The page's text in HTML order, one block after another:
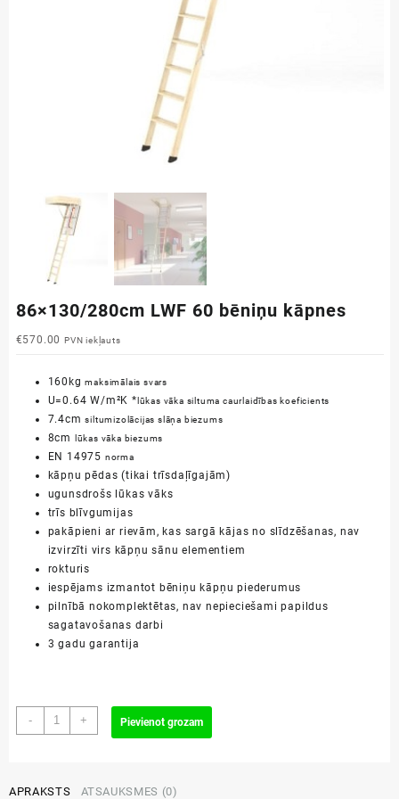
86×130/280cm LWF 60 bēniņu kāpnes
€570.00 PVN iekļauts
160kgmaksimālais svars
U=0.64 W/m²K * lūkas vāka siltuma caurlaidības koeficients
7.4cmsiltumizolācijas slāņa biezums
8cm lūkas vāka biezums
EN 14975 norma
kāpņu pēdas (tikai trīsdaļīgajām)
ugunsdrošs lūkas vāks
trīs blīvgumijas
pakāpieni ar rievām, kas sargā kājas no slīdzēšanas, nav
izvirzīti virs kāpņu sānu elementiem
rokturis
iespējams izmantot bēniņu kāpņu piederumus
pilnībā nokomplektētas, nav nepieciešami papildus
sagatavošanas darbi
3 gadu garantija
-
86x130/280cm
LWF
kāpnes
+ Pievienot grozam
APRAKSTS ATSAUKSMES (0)